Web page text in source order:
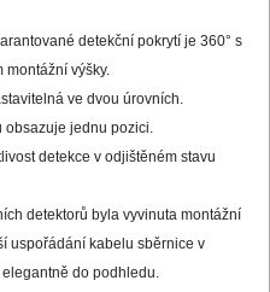
detekční pokrytí je 360° s
výšky.
ve dvou úrovních.
jednu pozici.
detekce v odjištěném stavu
detektorů byla vyvinuta montážní
uspořádání kabelu sběrnice v
do podhledu.